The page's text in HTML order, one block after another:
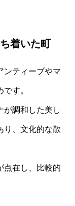
着いた町
ンティーブやマ
す。
が調和した美し
り、文化的な散
点在し、比較的